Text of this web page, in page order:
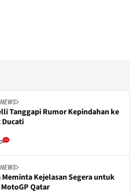
NEWS
Tanggapi Rumor Kepindahan ke
NEWS
Meminta Kejelasan Segera untuk
Qatar